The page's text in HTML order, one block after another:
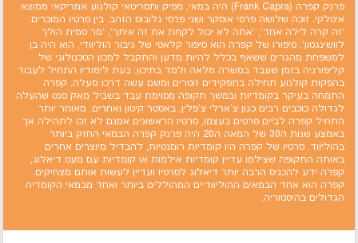
פרנק קפרה (Frank Capra) היה במאי, מפיק ותסריטאי קולנוע אמריקאי ממוצא
איטלקי. זוכה שלושה פרסי אוסקר ושני פרסי גלובוס הזהב. בין סרטיו המוכרים:
`זה קרה לילה אחד`, `אתה לא יכול לקחת את זה איתך`, `מר סמית הולך
לוושינגטון`. סיפורו של קפרה הוא סיפור קלאסי של גיבור הוליוודי, הוא היה בן
למשפחת מהגרים ששאף בכלל להיות מדען והתקבל למכון הטכנולוגי של
קליפורניה בזמן שעבד במשרה מלאה ולמד בתיכון. בעת לימודיו התחיל לעבוד
בהפקות קולנוע תחילה בתפקידים זוטרים ומשם עשה דרכו מעלה. קפרה
התמחה בעיקר בקומדיות ובמשך תקופה מסוימת עבד בשביל מאק סנט שהעלה
לגדולה כוכבים רבים כגון צ'ארלי צ'פלין, באסטר קיטון ואחרים. מאוחר יותר
התחיל קפרה לביים סרטים בעצמו, סרטיו הראשונים אמנם לא זכו לתהילה אך
באמצע שנות ה30 של המאה ה20 היה פרנק קפרה הבמאי החזק ביותר
בהוליווד. סרטיו של קפרה היו קומדיות רומנטיות, להבדיל מיוצרים אחרים
באותה התקופה שצילמו עדיין קומדיות אילמות או קומדיות עם מעט דיאלוג,
קפרה ידע להכניס הרבה יותר דיאלוג לסרטיו ועדיין לעשות אותם מצחיקים.
קפרה הוא אחד הבמאים ההוליוודיים המהוללים ביותר ואחד מבמאי הקומדיה
הגדולים בהיסטוריה.